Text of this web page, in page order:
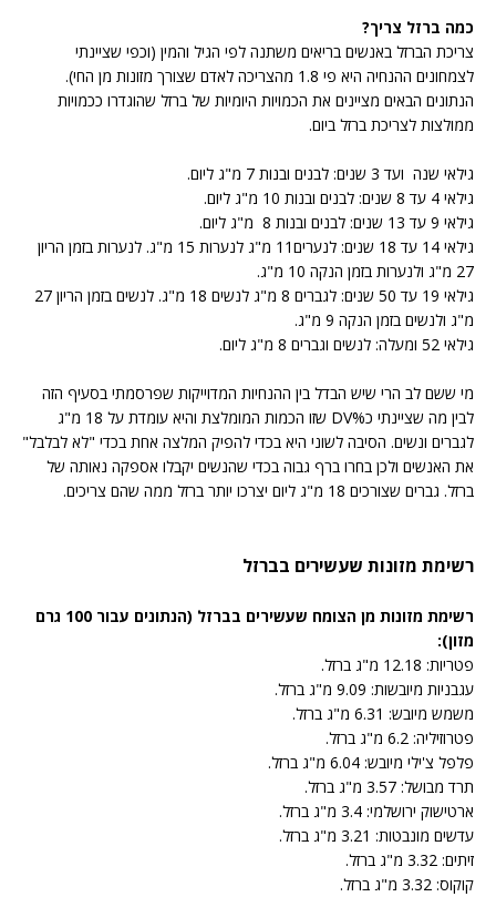
כמה ברזל צריך?
צריכת הברזל באנשים בריאים משתנה לפי הגיל והמין (וכפי שציינתי
לצמחונים ההנחיה היא פי 1.8 מהצריכה לאדם שצורך מזונות מן החי).
הנתונים הבאים מציינים את הכמויות היומיות של ברזל שהוגדרו ככמויות
ממולצות לצריכת ברזל ביום.
גילאי שנה ועד 3 שנים: לבנים ובנות 7 מ"ג ליום.
גילאי 4 עד 8 שנים: לבנים ובנות 10 מ"ג ליום.
גילאי 9 עד 13 שנים: לבנים ובנות 8 מ"ג ליום.
גילאי 14 עד 18 שנים: לנערים11 מ"ג לנערות 15 מ"ג. לנערות בזמן הריון
27 מ"ג ולנערות בזמן הנקה 10 מ"ג.
גילאי 19 עד 50 שנים: לגברים 8 מ"ג לנשים 18 מ"ג. לנשים בזמן הריון 27
מ"ג ולנשים בזמן הנקה 9 מ"ג.
גילאי 52 ומעלה: לנשים וגברים 8 מ"ג ליום.
מי ששם לב הרי שיש הבדל בין ההנחיות המדוייקות שפרסמתי בסעיף הזה
לבין מה שציינתי כ%DV שזו הכמות המומלצת והיא עומדת על 18 מ"ג
לגברים ונשים. הסיבה לשוני היא בכדי להפיק המלצה אחת בכדי "לא לבלבל"
את האנשים ולכן בחרו ברף גבוה בכדי שהנשים יקבלו אספקה נאותה של
ברזל. גברים שצורכים 18 מ"ג ליום יצרכו יותר ברזל ממה שהם צריכים.
רשימת מזונות שעשירים בברזל
רשימת מזונות מן הצומח שעשירים בברזל (הנתונים עבור 100 גרם
מזון):
פטריות: 12.18 מ"ג ברזל.
עגבניות מיובשות: 9.09 מ"ג ברזל.
משמש מיובש: 6.31 מ"ג ברזל.
פטרוזיליה: 6.2 מ"ג ברזל.
פלפל צ'ילי מיובש: 6.04 מ"ג ברזל.
תרד מבושל: 3.57 מ"ג ברזל.
ארטישוק ירושלמי: 3.4 מ"ג ברזל.
עדשים מונבטות: 3.21 מ"ג ברזל.
זיתים: 3.32 מ"ג ברזל.
קוקוס: 3.32 מ"ג ברזל.